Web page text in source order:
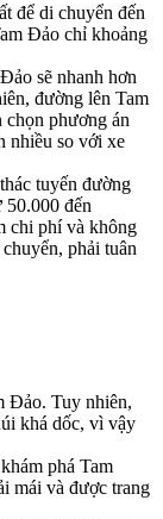
để di chuyển đến
Đảo chỉ khoảng
sẽ nhanh hơn
đường lên Tam
phương án
nhiều so với xe
tuyến đường
đến
chi phí và không
phải tuân
Đảo. Tuy nhiên,
khá dốc, vì vậy
phá Tam
mái và được trang